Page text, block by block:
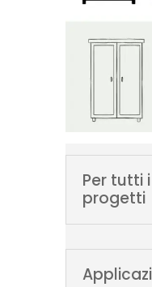
Per tutti
progetti